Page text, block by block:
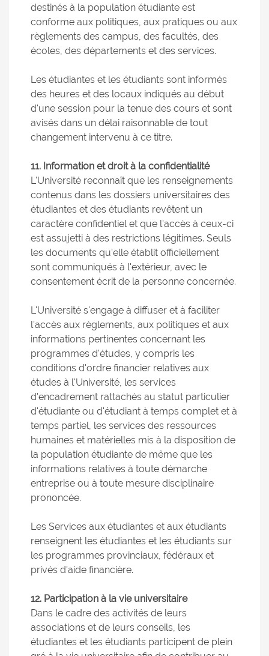
destinés à la population étudiante est
conforme aux politiques, aux pratiques ou aux
règlements des campus, des facultés, des
écoles, des départements et des services.
Les étudiantes et les étudiants sont informés
des heures et des locaux indiqués au début
d'une session pour la tenue des cours et sont
avisés dans un délai raisonnable de tout
changement intervenu à ce titre.
11. Information et droit à la confidentialité
L'Université reconnaît que les renseignements
contenus dans les dossiers universitaires des
étudiantes et des étudiants revêtent un
caractère confidentiel et que l'accès à ceux-ci
est assujetti à des restrictions légitimes. Seuls
les documents qu'elle établit officiellement
sont communiqués à l'extérieur, avec le
consentement écrit de la personne concernée.
L'Université s'engage à diffuser et à faciliter
l'accès aux règlements, aux politiques et aux
informations pertinentes concernant les
programmes d'études, y compris les
conditions d'ordre financier relatives aux
études à l'Université, les services
d'encadrement rattachés au statut particulier
d'étudiante ou d'étudiant à temps complet et à
temps partiel, les services des ressources
humaines et matérielles mis à la disposition de
la population étudiante de même que les
informations relatives à toute démarche
entreprise ou à toute mesure disciplinaire
prononcée.
Les Services aux étudiantes et aux étudiants
renseignent les étudiantes et les étudiants sur
les programmes provinciaux, fédéraux et
privés d'aide financière.
12. Participation à la vie universitaire
Dans le cadre des activités de leurs
associations et de leurs conseils, les
étudiantes et les étudiants participent de plein